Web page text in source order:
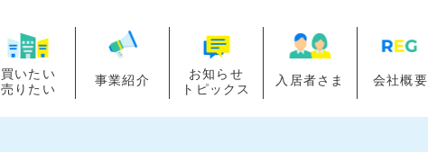
買いたい
売りたい
事業紹介
お知らせ
トピックス
入居者さま 会社概要